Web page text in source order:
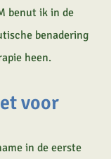
benut ik in de
benadering
heen.
voor
in de eerste